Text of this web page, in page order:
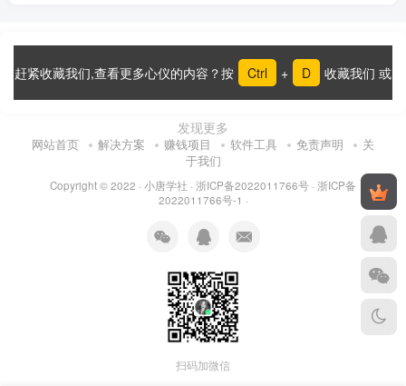
赶紧收藏我们,查看更多心仪的内容？按 Ctrl + D 收藏我们 或
发现更多
网站首页 解决方案 赚钱项目 软件工具 免责声明
关
于我们
Copyright © 2022 · 小唐学社 · 浙ICP备2022011766号 · 浙ICP备
2022011766号-1 ·
扫码加微信